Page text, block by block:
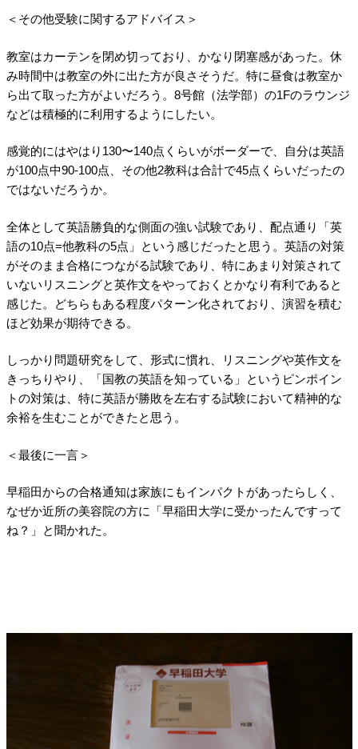
＜その他受験に関するアドバイス＞
教室はカーテンを閉め切っており、かなり閉塞感があった。休
み時間中は教室の外に出た方が良さそうだ。特に昼食は教室か
ら出て取った方がよいだろう。8号館（法学部）の1Fのラウンジ
などは積極的に利用するようにしたい。
感覚的にはやはり130〜140点くらいがボーダーで、自分は英語
が100点中90-100点、その他2教科は合計で45点くらいだったの
ではないだろうか。
全体として英語勝負的な側面の強い試験であり、配点通り「英
語の10点=他教科の5点」という感じだったと思う。英語の対策
がそのまま合格につながる試験であり、特にあまり対策されて
いないリスニングと英作文をやっておくとかなり有利であると
感じた。どちらもある程度パターン化されており、演習を積む
ほど効果が期待できる。
しっかり問題研究をして、形式に慣れ、リスニングや英作文を
きっちりやり、「国教の英語を知っている」というピンポイン
トの対策は、特に英語が勝敗を左右する試験において精神的な
余裕を生むことができたと思う。
＜最後に一言＞
早稲田からの合格通知は家族にもインパクトがあったらしく、
なぜか近所の美容院の方に「早稲田大学に受かったんですって
ね？」と聞かれた。